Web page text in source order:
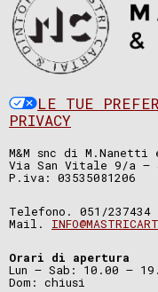
LE TUE
PRIVACY
M&M snc di
Via San Vitale 9/a –
P.iva: 03535081206
Telefono. 051/237434
Mail.
Orari di apertura
Lun – Sab: 10.00 –
Dom: chiusi